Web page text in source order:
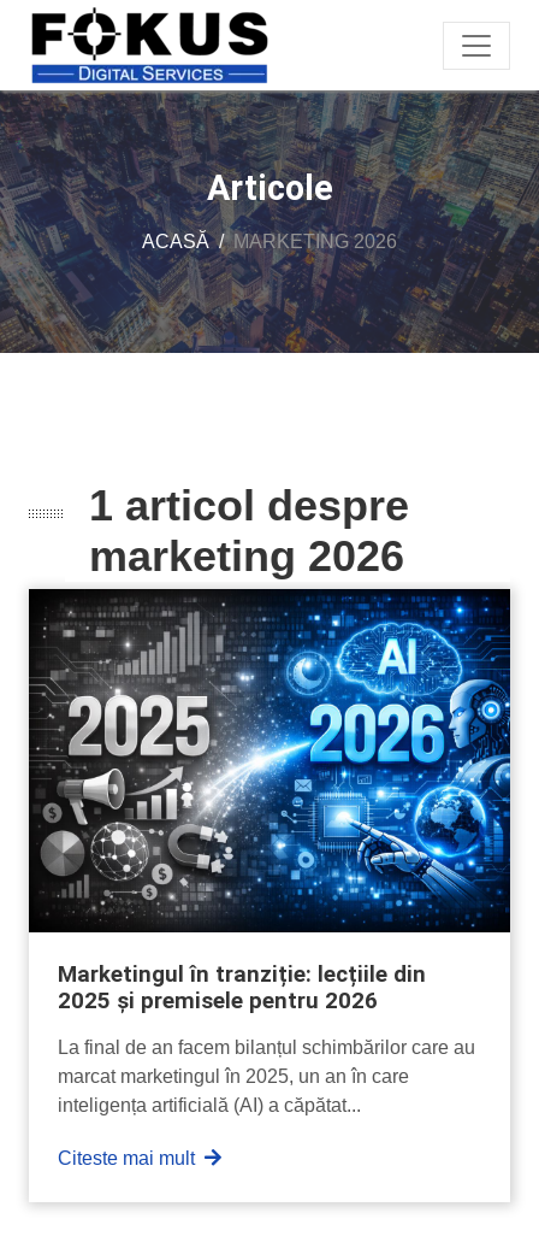
Articole
ACASĂ MARKETING 2026
1 articol despre
marketing 2026
Marketingul în tranziție: lecțiile din
2025 și premisele pentru 2026
La final de an facem bilanțul schimbărilor care au
marcat marketingul în 2025, un an în care
inteligența artificială (AI) a căpătat...
Citeste mai mult